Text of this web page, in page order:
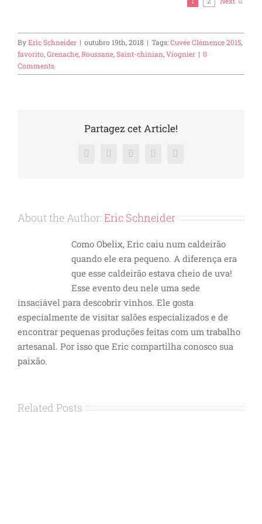
ByEric Schneider | outubro 19th, 2018 | Tags:Cuvée Clémence 2015,
favorito,Grenache,Roussane,Saint-chinian,Viognier | 0
Comments
Partagez cet Article!
Facebook
X LinkedInWhatsApp
Email
About the Author:Eric Schneider
Como Obelix, Eric caiu num caldeirão
quando ele era pequeno. A diferença era
que esse caldeirão estava cheio de uva!
Esse evento deu nele uma sede
insaciável para descobrir vinhos. Ele gosta
especialmente de visitar salões especializados e de
encontrar pequenas produções feitas com um trabalho
artesanal. Por isso que Eric compartilha conosco sua
paixão.
Related Posts